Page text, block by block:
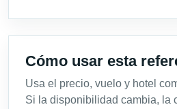
Cómo usar esta
Usa el precio, vuelo y hotel
Si la disponibilidad cambia, la